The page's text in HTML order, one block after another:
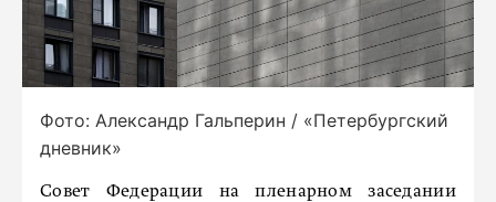
Фото: Александр Гальперин / «Петербургский
дневник»
Совет Федерации на пленарном заседании